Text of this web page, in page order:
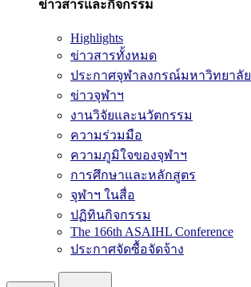
ข่าวสารและกิจกรรม
Highlights
ข่าวสารทั้งหมด
ประกาศจุฬาลงกรณ์มหาวิทยาลัย
ข่าวจุฬาฯ
งานวิจัยและนวัตกรรม
ความร่วมมือ
ความภูมิใจของจุฬาฯ
การศึกษาและหลักสูตร
จุฬาฯ ในสื่อ
ปฏิทินกิจกรรม
The 166th ASAIHL Conference
ประกาศจัดซื้อจัดจ้าง